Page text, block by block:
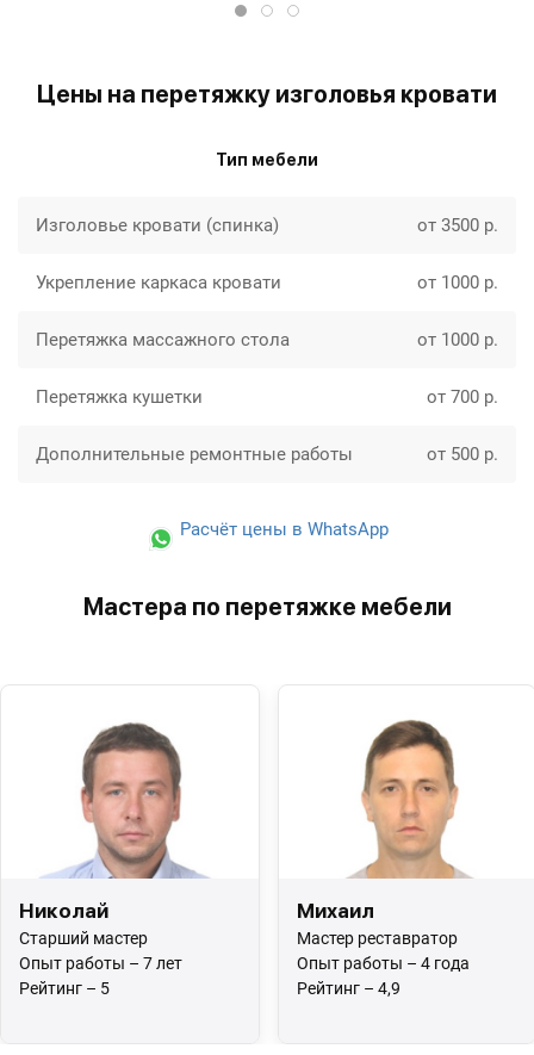
Цены на перетяжку изголовья кровати
Тип мебели
Изголовье кровати (спинка) от 3500 р.
Укрепление каркаса кровати от 1000 р.
Перетяжка массажного стола от 1000 р.
Перетяжка кушетки от 700 р.
Дополнительные ремонтные работы от 500 р.
Расчёт цены в WhatsApp
Мастера по перетяжке мебели
Николай
Старший мастер
Опыт работы – 7 лет
Рейтинг – 5
Михаил
Мастер реставратор
Опыт работы – 4 года
Рейтинг – 4,9